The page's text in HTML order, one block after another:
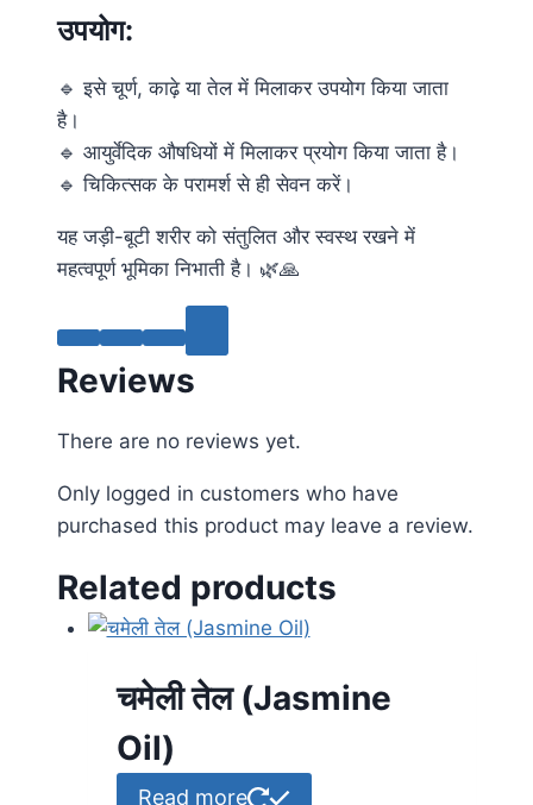
उपयोग:
🔹 इसे चूर्ण, काढ़े या तेल में मिलाकर उपयोग किया जाता
है।
🔹 आयुर्वेदिक औषधियों में मिलाकर प्रयोग किया जाता है।
🔹 चिकित्सक के परामर्श से ही सेवन करें।
यह जड़ी-बूटी शरीर को संतुलित और स्वस्थ रखने में
महत्वपूर्ण भूमिका निभाती है। 🌿🙏
Reviews
There are no reviews yet.
Only logged in customers who have
purchased this product may leave a review.
Related products
चमेली तेल (Jasmine
Oil)
Read more